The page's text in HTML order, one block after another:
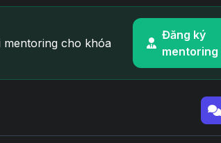
cho khóa
Đăng ký
mentoring